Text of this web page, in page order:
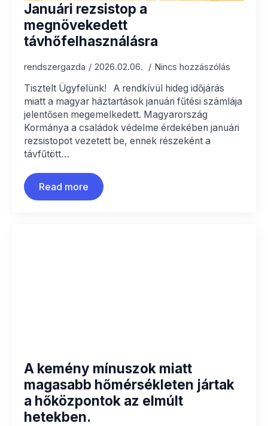
Januári rezsistop a
megnövekedett
távhőfelhasználásra
rendszergazda 2026.02.06. Nincs hozzászólás
Tisztelt Ügyfelünk! A rendkívül hideg időjárás
miatt a magyar háztartások januári fűtési számlája
jelentősen megemelkedett. Magyarország
Kormánya a családok védelme érdekében januári
rezsistopot vezetett be, ennek részeként a
távfűtött…
Read more
A kemény mínuszok miatt
magasabb hőmérsékleten jártak
a hőközpontok az elmúlt
hetekben.